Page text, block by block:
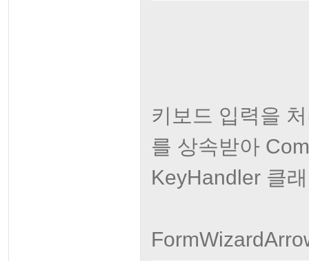
키보드 입력을
를 상속받아
KeyHandler 클